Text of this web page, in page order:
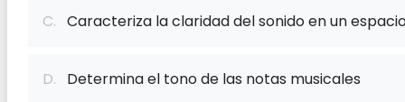
C. Caracteriza la claridad del sonido en un
D. Determina el tono de las notas musicales